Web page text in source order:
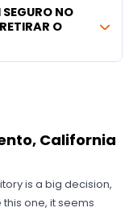
NO
O
California
is a big decision,
one, it seems